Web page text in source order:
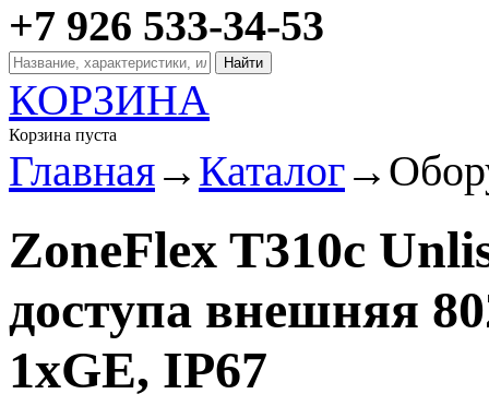
+7 926 533-34-53
КОРЗИНА
Корзина пуста
Главная→ Каталог→
ZoneFlex T310c
доступа внешняя
1xGE, IP67